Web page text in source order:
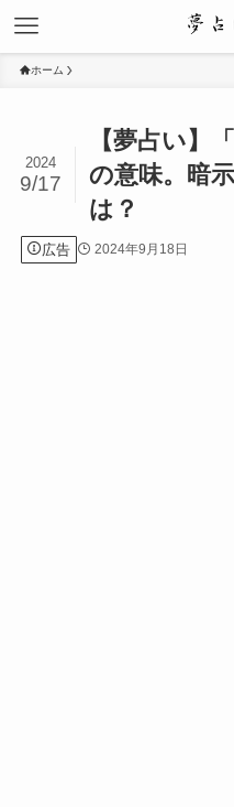
ホーム
【夢占い】
の意味。暗
は？
2024
9/17
広告 2024年9月18日